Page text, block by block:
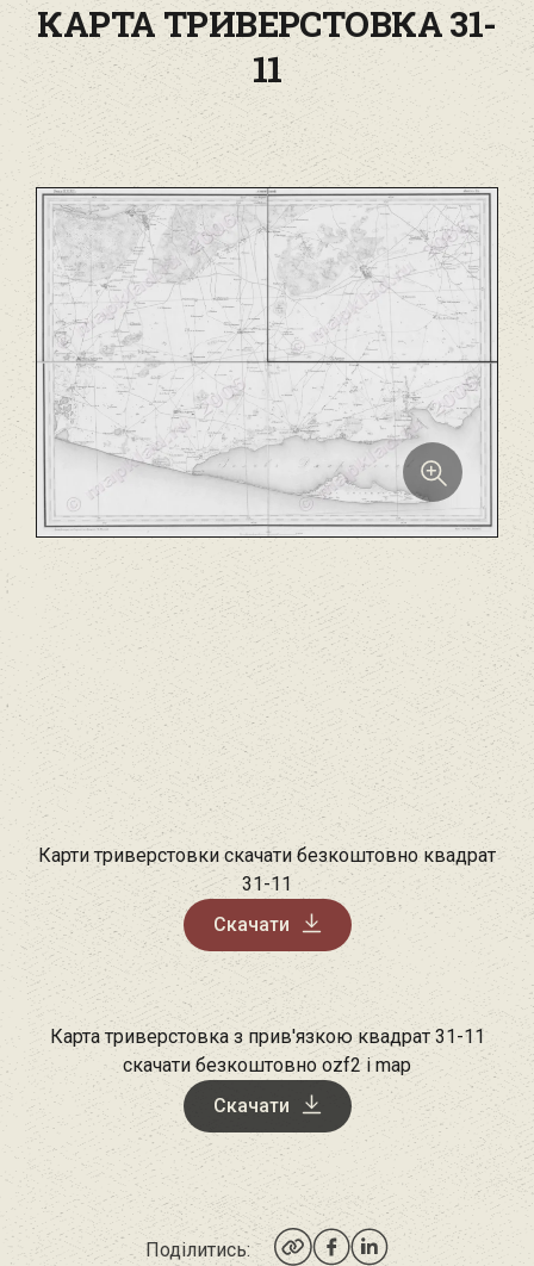
КАРТА ТРИВЕРСТОВКА 31-
11
Карти триверстовки скачати безкоштовно квадрат
31-11
Скачати
Карта триверстовка з прив'язкою квадрат 31-11
скачати безкоштовно ozf2 і map
Скачати
Поділитись: